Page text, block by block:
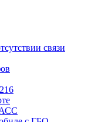
связи